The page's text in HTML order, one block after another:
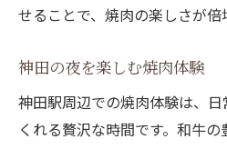
せることで、焼肉の楽しさが倍
神田の夜を楽しむ焼肉体験
神田駅周辺での焼肉体験は、
くれる贅沢な時間です。和牛